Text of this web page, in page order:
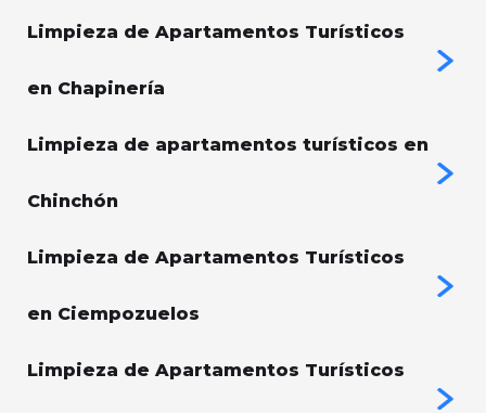
Limpieza de Apartamentos Turísticos
en Chapinería
Limpieza de apartamentos turísticos en
Chinchón
Limpieza de Apartamentos Turísticos
en Ciempozuelos
Limpieza de Apartamentos Turísticos